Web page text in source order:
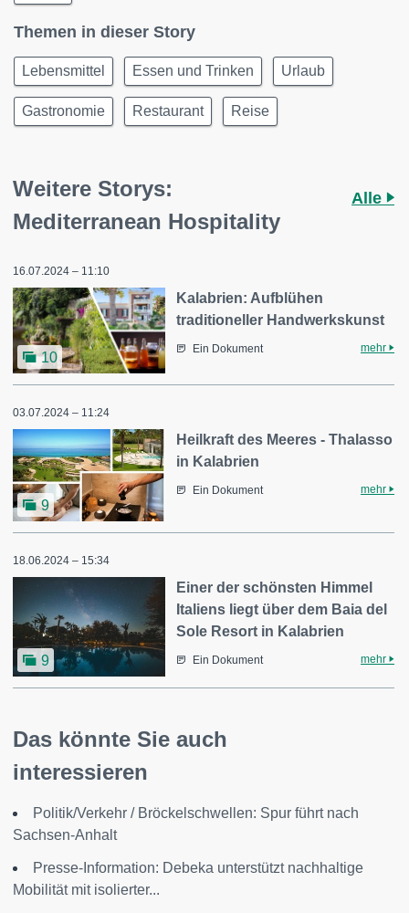
Themen in dieser Story
Lebensmittel Essen und Trinken Urlaub
Gastronomie Restaurant Reise
Weitere Storys:
Mediterranean Hospitality
Alle
16.07.2024 – 11:10
10
Kalabrien: Aufblühen
traditioneller Handwerkskunst
Ein Dokument mehr
03.07.2024 – 11:24
9
Heilkraft des Meeres - Thalasso
in Kalabrien
Ein Dokument mehr
18.06.2024 – 15:34
9
Einer der schönsten Himmel
Italiens liegt über dem Baia del
Sole Resort in Kalabrien
Ein Dokument mehr
Das könnte Sie auch
interessieren
Politik/Verkehr / Bröckelschwellen: Spur führt nach
Sachsen-Anhalt
Presse-Information: Debeka unterstützt nachhaltige
Mobilität mit isolierter...